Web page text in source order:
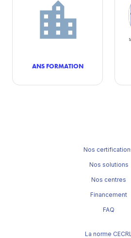
ANS FORMATION
Nos
Nos solutions
Nos centres
Financement
FAQ
La norme